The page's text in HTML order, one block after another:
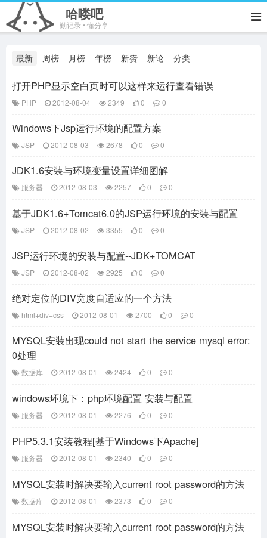
哈喽吧
勤记录 • 懂分享
最新 周榜 月榜 年榜 新赞 新论 分类
打开PHP显示空白页时可以这样来运行查看错误
PHP 2012-08-04 2349 0 0
Windows下Jsp运行环境的配置方案
JSP 2012-08-03 2678 0 0
JDK1.6安装与环境变量设置详细图解
服务器 2012-08-03 2257 0 0
基于JDK1.6+Tomcat6.0的JSP运行环境的安装与配置
JSP 2012-08-02 3355 0 0
JSP运行环境的安装与配置--JDK+TOMCAT
JSP 2012-08-02 2925 0 0
绝对定位的DIV宽度自适应的一个方法
html+div+css 2012-08-01 2700 0 0
MYSQL安装出现could not start the service mysql error:
0处理
数据库 2012-08-01 2424 0 0
windows环境下：php环境配置 安装与配置
服务器 2012-08-01 2276 0 0
PHP5.3.1安装教程[基于Windows下Apache]
服务器 2012-08-01 2340 0 0
MYSQL安装时解决要输入current root password的方法
数据库 2012-08-01 2373 0 0
MYSQL安装时解决要输入current root password的方法